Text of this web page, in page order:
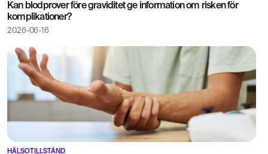
Kan blodprover före graviditet ge information om risken för
komplikationer?
2026-06-16
HÄLSOTILLSTÅND